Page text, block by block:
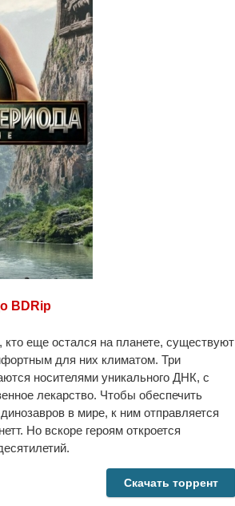
BDRip
еще остался на планете, существуют
для них климатом. Три
носителями уникального ДНК, с
лекарство. Чтобы обеспечить
в мире, к ним отправляется
Но вскоре героям откроется
Скачать торрент